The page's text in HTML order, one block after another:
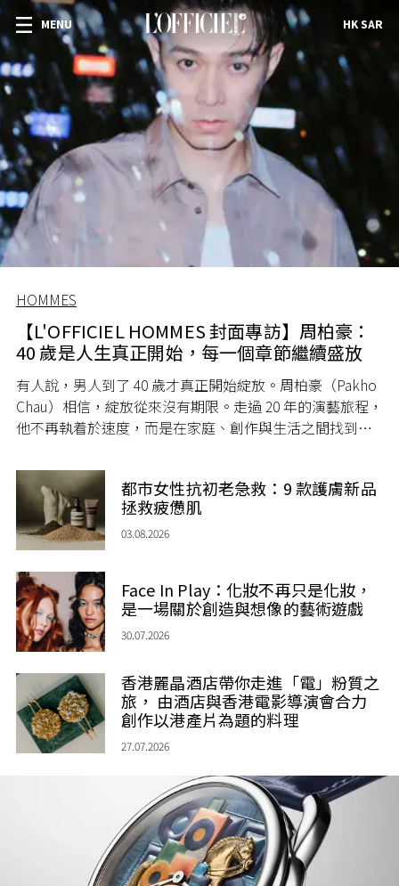
MENU HK SAR
HOMMES
【L'OFFICIEL HOMMES 封面專訪】周柏豪：
40 歲是人生真正開始，每一個章節繼續盛放
有人說，男人到了 40 歲才真正開始綻放。周柏豪（Pakho
Chau）相信，綻放從來沒有期限。走過 20 年的演藝旅程，
他不再執着於速度，而是在家庭、創作與生活之間找到屬
都市女性抗初老急救：9 款護膚新品
拯救疲憊肌
03.08.2026
Face In Play：化妝不再只是化妝，
是一場關於創造與想像的藝術遊戲
30.07.2026
香港麗晶酒店帶你走進「電」粉質之
旅， 由酒店與香港電影導演會合力
創作以港產片為題的料理
27.07.2026